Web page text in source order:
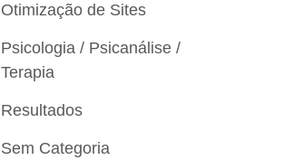
Otimização de Sites
Psicologia / Psicanálise /
Terapia
Resultados
Sem Categoria